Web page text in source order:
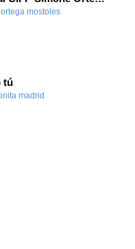
mostoles-
tú
madrid